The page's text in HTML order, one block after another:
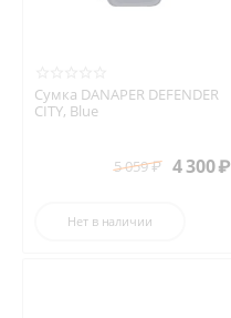
Сумка DANAPER DEFENDER
CITY, Blue
5 059₽ 4 300₽
Нет в наличии